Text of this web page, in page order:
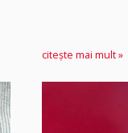
citește mai mult »